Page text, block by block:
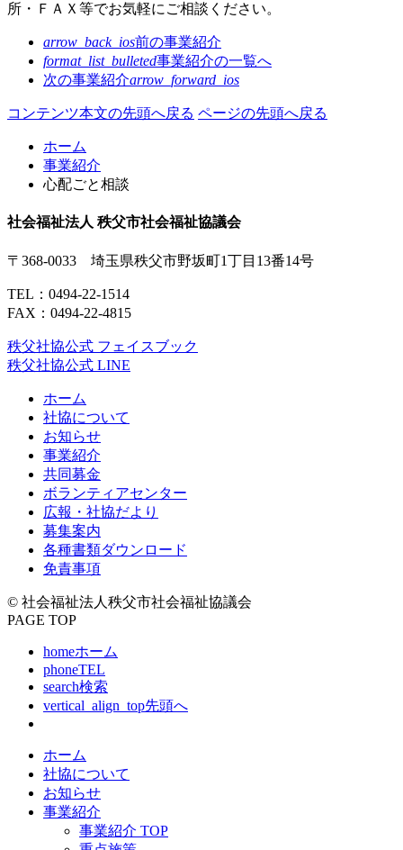
所・ＦＡＸ等でお気軽にご相談ください。
arrow_back_ios前の事業紹介
format_list_bulleted事業紹介の一覧へ
次の事業紹介arrow_forward_ios
コンテンツ本文の先頭へ戻る ページの先頭へ戻る
ホーム
事業紹介
心配ごと相談
社会福祉法人 秩父市社会福祉協議会
〒368-0033 埼玉県秩父市野坂町1丁目13番14号
TEL： 0494-22-1514
FAX：0494-22-4815
秩父社協公式 フェイスブック
秩父社協公式 LINE
ホーム
社協について
お知らせ
事業紹介
共同募金
ボランティアセンター
広報・社協だより
募集案内
各種書類ダウンロード
免責事項
© 社会福祉法人秩父市社会福祉協議会
PAGE TOP
homeホーム
phoneTEL
search検索
vertical_align_top先頭へ
ホーム
社協について
お知らせ
事業紹介
事業紹介 TOP